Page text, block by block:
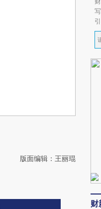
版面编辑：王丽琨
引
财